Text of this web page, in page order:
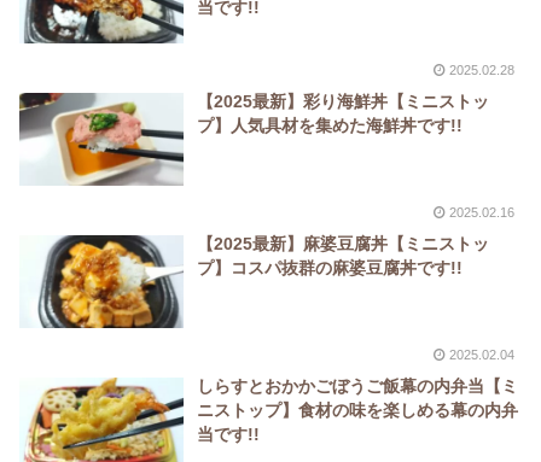
当です!!
2025.02.28
【2025最新】彩り海鮮丼【ミニストッ
プ】人気具材を集めた海鮮丼です!!
2025.02.16
【2025最新】麻婆豆腐丼【ミニストッ
プ】コスパ抜群の麻婆豆腐丼です!!
2025.02.04
しらすとおかかごぼうご飯幕の内弁当【ミ
ニストップ】食材の味を楽しめる幕の内弁
当です!!